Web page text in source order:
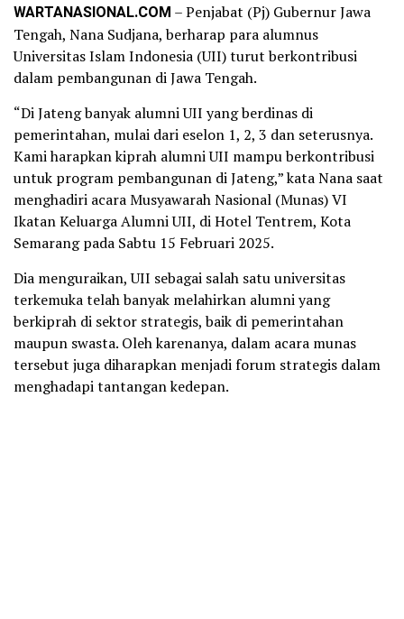
WARTANASIONAL.COM – Penjabat (Pj) Gubernur Jawa
Tengah, Nana Sudjana, berharap para alumnus
Universitas Islam Indonesia (UII) turut berkontribusi
dalam pembangunan di Jawa Tengah.
“Di Jateng banyak alumni UII yang berdinas di
pemerintahan, mulai dari eselon 1, 2, 3 dan seterusnya.
Kami harapkan kiprah alumni UII mampu berkontribusi
untuk program pembangunan di Jateng,” kata Nana saat
menghadiri acara Musyawarah Nasional (Munas) VI
Ikatan Keluarga Alumni UII, di Hotel Tentrem, Kota
Semarang pada Sabtu 15 Februari 2025.
Dia menguraikan, UII sebagai salah satu universitas
terkemuka telah banyak melahirkan alumni yang
berkiprah di sektor strategis, baik di pemerintahan
maupun swasta. Oleh karenanya, dalam acara munas
tersebut juga diharapkan menjadi forum strategis dalam
menghadapi tantangan kedepan.